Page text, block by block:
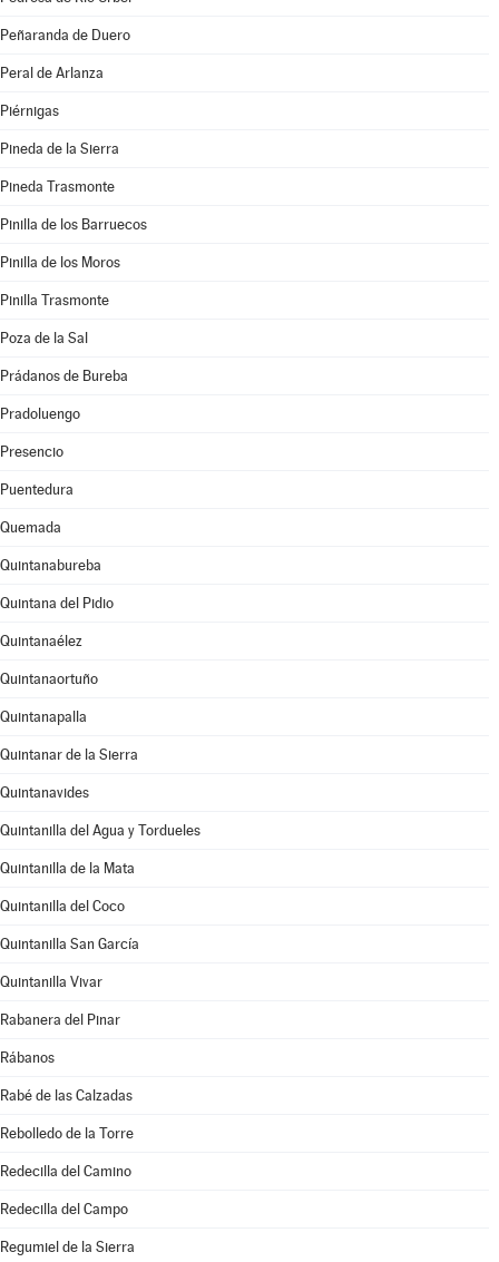
Peñaranda de Duero
Peral de Arlanza
Piérnigas
Pineda de la Sierra
Pineda Trasmonte
Pinilla de los Barruecos
Pinilla de los Moros
Pinilla Trasmonte
Poza de la Sal
Prádanos de Bureba
Pradoluengo
Presencio
Puentedura
Quemada
Quintanabureba
Quintana del Pidio
Quintanaélez
Quintanaortuño
Quintanapalla
Quintanar de la Sierra
Quintanavides
Quintanilla del Agua y Tordueles
Quintanilla de la Mata
Quintanilla del Coco
Quintanilla San García
Quintanilla Vivar
Rabanera del Pinar
Rábanos
Rabé de las Calzadas
Rebolledo de la Torre
Redecilla del Camino
Redecilla del Campo
Regumiel de la Sierra